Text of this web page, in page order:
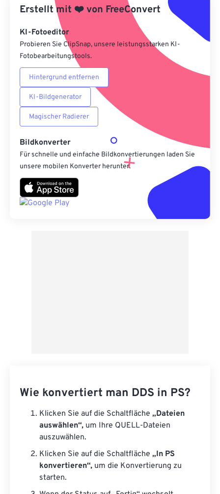
Als Vorgabe speichern
Erstellt mit ❤️von FreeConvert
KI-Fotoeditor
Probieren Sie ClipSnap, unsere leistungsstarken KI-
Fotobearbeitungstools.
Hintergrund entfernen
KI-Bildgenerator
Magischer Radierer
Bildkonverter
Für schnelle und einfache Bildkonvertierungen laden Sie
unsere mobilen Konverter herunter.
Wie konvertiert man DDS in PS?
Klicken Sie auf die Schaltfläche „Dateien
auswählen“, um Ihre QUELL-Dateien
auszuwählen.
Klicken Sie auf die Schaltfläche „In PS
konvertieren“, um die Konvertierung zu
starten.